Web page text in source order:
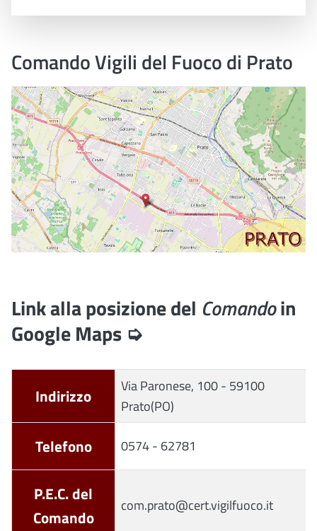
Comando Vigili del Fuoco di Prato
Link alla posizione del Comandoin
Google Maps ➭
Indirizzo
Via Paronese, 100 - 59100
Prato(PO)
Telefono 0574 - 62781
P.E.C. del
Comando
com.prato@cert.vigilfuoco.it